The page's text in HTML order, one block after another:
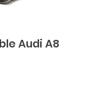
Audi A8